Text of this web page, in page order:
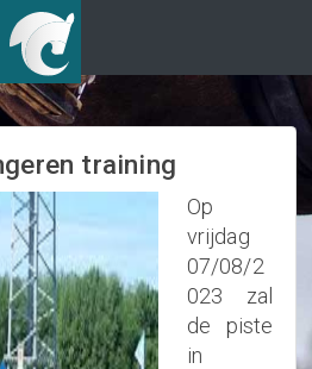
training
Op
vrijdag
07/08/2
023 zal
de piste
in